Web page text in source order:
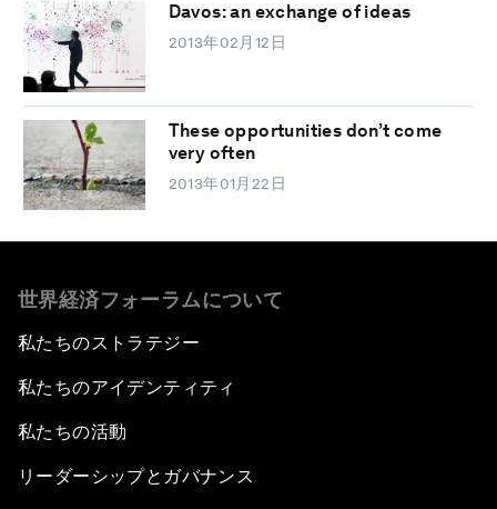
Davos: an exchange of ideas
2013年02月12日
These opportunities don’t come
very often
2013年01月22日
世界経済フォーラムについて
私たちのストラテジー
私たちのアイデンティティ
私たちの活動
リーダーシップとガバナンス